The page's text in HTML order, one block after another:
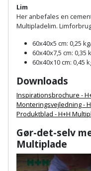
Tag
og
tagplader
Terrassebrædder
Tråd
byggeri
Træ
Polsøger
snor
Renseservietter
og
wipes
Sækkelukker
Kantfræser
Kantlimertilbehør
Kap-
og
geringssav
Kerneboremaskine
Klammepistol
Højtaler
Jagt
fritid
Jul
Kaffe
Klæbesøm
Lim
Her anbefales en
Multipladelim.
60x40x5 cm: 0,25
60x40x7,5 cm: 0,35
60x40x10 cm: 0,45
Downloads
Inspirationsbrochure -
Monteringsvejledning -
Produktblad - H+H
Gør-det-selv
Multiplade